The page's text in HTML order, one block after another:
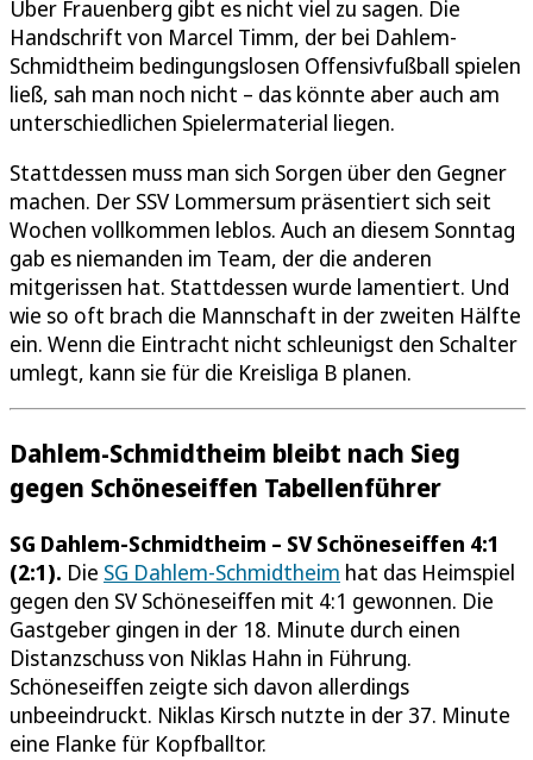
Über Frauenberg gibt es nicht viel zu sagen. Die
Handschrift von Marcel Timm, der bei Dahlem-
Schmidtheim bedingungslosen Offensivfußball spielen
ließ, sah man noch nicht – das könnte aber auch am
unterschiedlichen Spielermaterial liegen.
Stattdessen muss man sich Sorgen über den Gegner
machen. Der SSV Lommersum präsentiert sich seit
Wochen vollkommen leblos. Auch an diesem Sonntag
gab es niemanden im Team, der die anderen
mitgerissen hat. Stattdessen wurde lamentiert. Und
wie so oft brach die Mannschaft in der zweiten Hälfte
ein. Wenn die Eintracht nicht schleunigst den Schalter
umlegt, kann sie für die Kreisliga B planen.
Dahlem-Schmidtheim bleibt nach Sieg
gegen Schöneseiffen Tabellenführer
SG Dahlem-Schmidtheim – SV Schöneseiffen 4:1
(2:1). Die SG Dahlem-Schmidtheim hat das Heimspiel
gegen den SV Schöneseiffen mit 4:1 gewonnen. Die
Gastgeber gingen in der 18. Minute durch einen
Distanzschuss von Niklas Hahn in Führung.
Schöneseiffen zeigte sich davon allerdings
unbeeindruckt. Niklas Kirsch nutzte in der 37. Minute
eine Flanke für Kopfballtor.